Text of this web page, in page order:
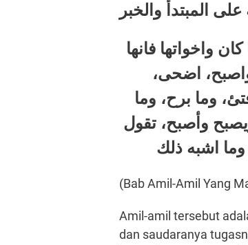
على المبتدأ والخبر
واخواتها فانها
اضحى،
وما برح، وما
وأصبح، تقول
اشبه ذلك
(Bab Amil-Amil Yang
Amil-amil tersebut
dan saudaranya